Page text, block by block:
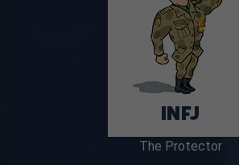
The Protector